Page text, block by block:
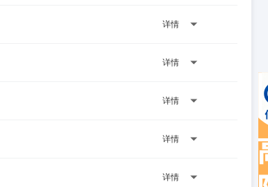
详情
详情
详情
详情
详情